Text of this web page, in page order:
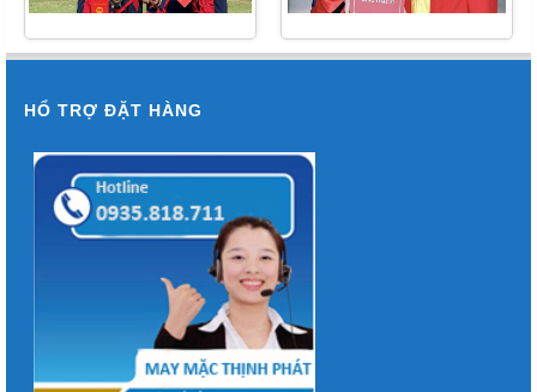
HỔ TRỢ ĐẶT HÀNG